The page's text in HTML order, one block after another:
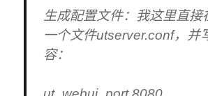
生成配置文件：我这里直
一个文件utserver.conf，并
容：